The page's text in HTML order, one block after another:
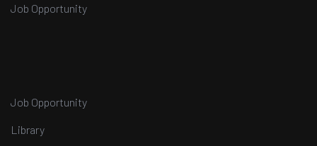
Job Opportunity
Job Opportunity
Library